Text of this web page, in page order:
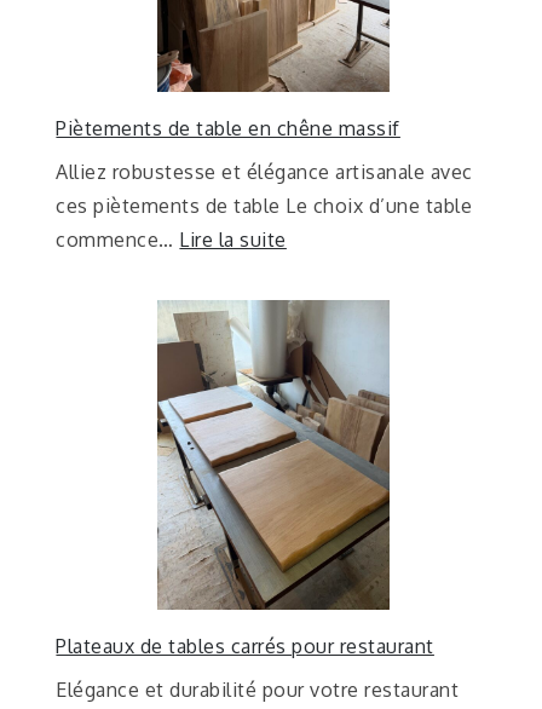
Piètements de table en chêne massif
Alliez robustesse et élégance artisanale avec
ces piètements de table Le choix d’une table
commence… Lire la suite
Plateaux de tables carrés pour restaurant
Elégance et durabilité pour votre restaurant